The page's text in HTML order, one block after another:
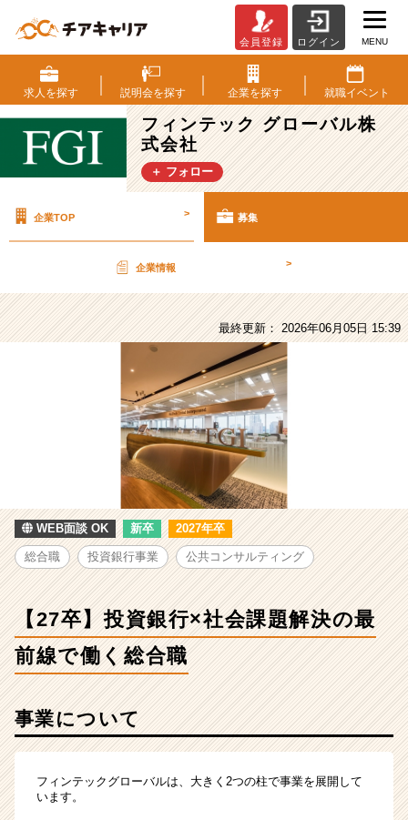
ィ
ン
テ
ッ
ク
グ
ロ
ル
株
会
採
求
人
-
【27
卒】
投
資
銀
行
×
課
題
解
前
線
で
会員登録 ログイン MENU
求人を探す 説明会を探す 企業を探す 就職イベント
フィンテック グローバル株
式会社
＋ フォロー
企業TOP > 募集
企業情報 >
最終更新： 2026年06月05日 15:39
WEB面談 OK 新卒 2027年卒
総合職 投資銀行事業 公共コンサルティング
【27卒】投資銀行×社会課題解決の最
前線で働く総合職
事業について
フィンテックグローバルは、大きく2つの柱で事業を展開して
います。